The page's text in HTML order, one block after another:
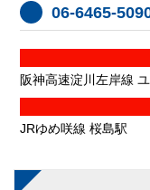
06-6465-
阪神高速淀川左岸線
JRゆめ咲線 桜島駅